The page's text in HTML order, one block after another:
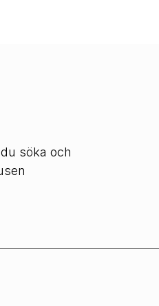
söka och